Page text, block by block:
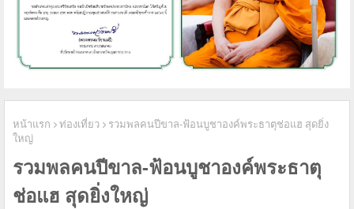
หน้าแรก ท่องเที่ยว
รวมพลคนปีขาล-ฟ้อนบูชาองค์พระธาตุช่อแฮ สุดยิ่ง
ใหญ่
รวมพลคนปีขาล-ฟ้อนบูชาองค์พระธาตุ
ช่อแฮ สุดยิ่งใหญ่